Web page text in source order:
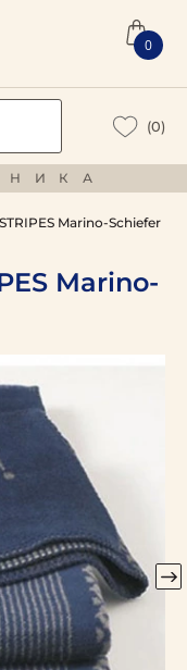
0
(0)
Marino-Schiefer
Marino-